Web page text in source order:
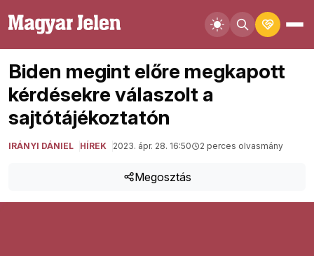
Biden megint előre megkapott
kérdésekre válaszolt a
sajtótájékoztatón
IRÁNYI DÁNIEL HÍREK 2023. ápr. 28. 16:50 2 perces olvasmány
Megosztás